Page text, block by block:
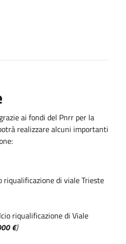
ai fondi del Pnrr per la
realizzare alcuni importanti
riqualificazione di viale Trieste
riqualificazione di Viale
€)